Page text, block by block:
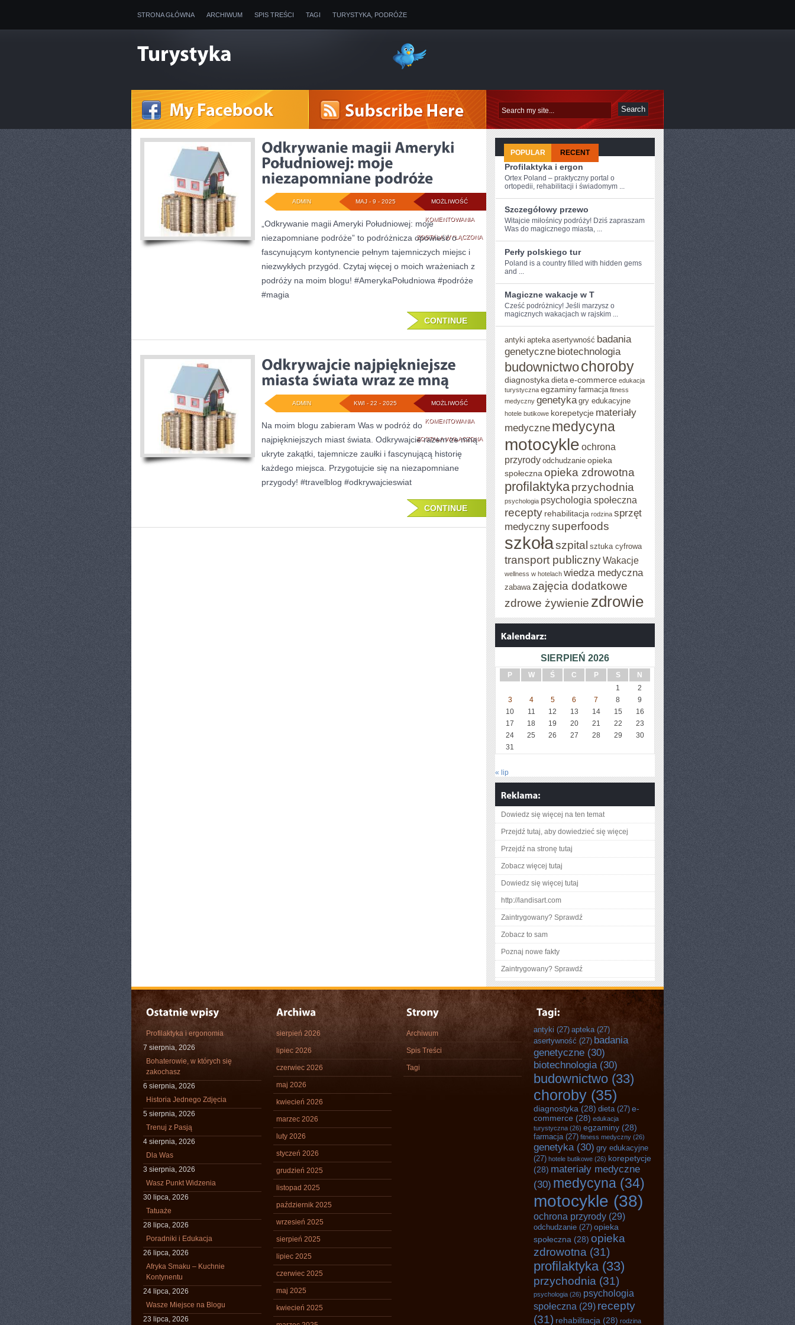
STRONA GŁÓWNA ARCHIWUM SPIS TREŚCI TAGI TURYSTYKA, PODRÓŻE
MOŻLIWOŚĆ
KOMENTOWANIAODKRYWANIE
MAGII
AMERYKI
POŁUDNIOWEJ:
MOJE
NIEZAPOMNIANE
PODRÓŻE
ZOSTAŁA WYŁĄCZONA
MAJ - 9 - 2025
ADMIN
„Odkrywanie magii Ameryki Południowej: moje
niezapomniane podróże” to podróżnicza opowieść o
fascynującym kontynencie pełnym tajemniczych miejsc i
niezwykłych przygód. Czytaj więcej o moich wrażeniach z
podróży na moim blogu! #AmerykaPołudniowa #podróże
#magia
CONTINUE
MOŻLIWOŚĆ
KOMENTOWANIAODKRYWAJCIE
NAJPIĘKNIEJSZE
MIASTA
ŚWIATA
WRAZ
MNĄ
ZOSTAŁA WYŁĄCZONA
KWI - 22 - 2025
ADMIN
Na moim blogu zabieram Was w podróż do
najpiękniejszych miast świata. Odkrywajcie razem ze mną
ukryte zakątki, tajemnicze zaułki i fascynującą historię
każdego miejsca. Przygotujcie się na niezapomniane
przygody! #travelblog #odkrywajcieswiat
CONTINUE
POPULAR RECENT
Profilaktyka i ergon
Ortex Poland – praktyczny portal o
ortopedii, rehabilitacji i świadomym ...
Szczegółowy przewo
Witajcie ⁢miłośnicy podróży! Dziś zapraszam
Was do magicznego miasta, ...
Perły polskiego tur
Poland is a country filled with hidden⁤ gems
and ...
Magiczne wakacje w T
Cześć⁢ podróżnicy! Jeśli marzysz o⁤
magicznych wakacjach w ⁣rajskim ...
antyki apteka asertywność badania
genetyczne biotechnologia
budownictwochoroby
diagnostyka dieta e-commerce edukacja
turystyczna egzaminy farmacja fitness
medyczny genetyka gry edukacyjne
hotele butikowe korepetycje materiały
medyczne medycyna
motocykle ochrona
przyrody odchudzanie opieka
społeczna opieka zdrowotna
profilaktykaprzychodnia
psychologia psychologia społeczna
recepty rehabilitacja rodzina sprzęt
medycznysuperfoods
szkołaszpital sztuka cyfrowa
transport publicznyWakacje
wellness w hotelach wiedza medyczna
zabawa zajęcia dodatkowe
zdrowe żywienie zdrowie
SIERPIEŃ 2026
P W Ś C P S
N
1
2
3
4 5 6 7 8
9
10
11 12 13 14 15
16
17
18 19 20 21 22
23
24
25 26 27 28 29
30
31
« lip
Dowiedz się więcej na ten temat
Przejdź tutaj, aby dowiedzieć się więcej
Przejdź na stronę tutaj
Zobacz więcej tutaj
Dowiedz się więcej tutaj
http://landisart.com
Zaintrygowany? Sprawdź
Zobacz to sam
Poznaj nowe fakty
Zaintrygowany? Sprawdź
Profilaktyka i ergonomia
7 sierpnia, 2026
Bohaterowie, w których się
zakochasz
6 sierpnia, 2026
Historia Jednego Zdjęcia
5 sierpnia, 2026
Trenuj z Pasją
4 sierpnia, 2026
Dla Was
3 sierpnia, 2026
Wasz Punkt Widzenia
30 lipca, 2026
Tatuaże
28 lipca, 2026
Poradniki i Edukacja
26 lipca, 2026
Afryka Smaku – Kuchnie
Kontynentu
24 lipca, 2026
Wasze Miejsce na Blogu
23 lipca, 2026
sierpień 2026
lipiec 2026
czerwiec 2026
maj 2026
kwiecień 2026
marzec 2026
luty 2026
styczeń 2026
grudzień 2025
listopad 2025
październik 2025
wrzesień 2025
sierpień 2025
lipiec 2025
czerwiec 2025
maj 2025
kwiecień 2025
Archiwum
Spis Treści
Tagi
antyki (27) apteka(27)
asertywność (27) badania
genetyczne (30)
biotechnologia(30)
budownictwo (33)
choroby (35)
diagnostyka (28) dieta(27) e-
commerce (28) edukacja
turystyczna (26) egzaminy (28)
farmacja(27) fitness medyczny (26)
genetyka(30) gry edukacyjne
(27) hotele butikowe (26) korepetycje
(28) materiały medyczne
(30) medycyna (34)
motocykle (38)
ochrona przyrody (29)
odchudzanie (27) opieka
społeczna (28) opieka
zdrowotna (31)
profilaktyka(33)
przychodnia (31)
psychologia (26) psychologia
społeczna (29) recepty
(31) rehabilitacja (28) rodzina